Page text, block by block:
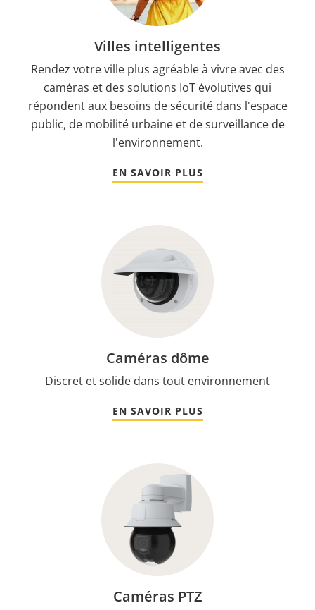
Villes intelligentes
Rendez votre ville plus agréable à vivre avec des
caméras et des solutions IoT évolutives qui
répondent aux besoins de sécurité dans l'espace
public, de mobilité urbaine et de surveillance de
l'environnement.
EN SAVOIR PLUS
Caméras dôme
Discret et solide dans tout environnement
EN SAVOIR PLUS
Caméras PTZ